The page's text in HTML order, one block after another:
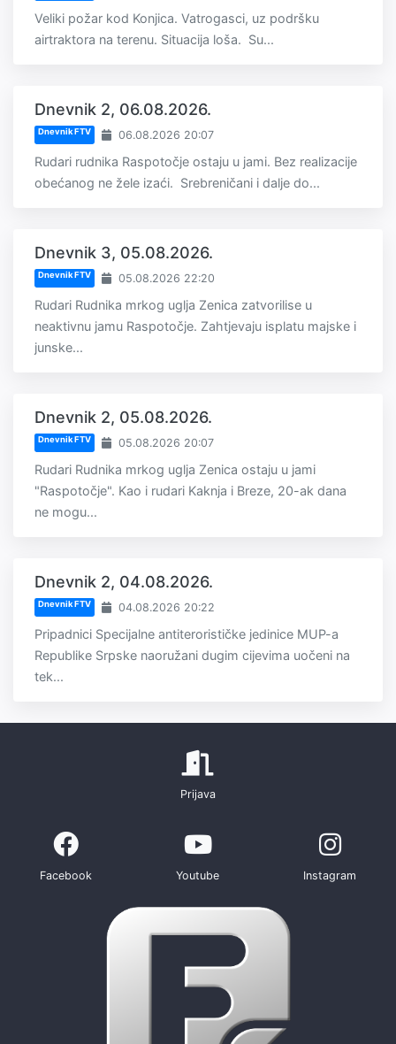
Veliki požar kod Konjica. Vatrogasci, uz podršku
airtraktora na terenu. Situacija loša. Su...
Dnevnik 2, 06.08.2026.
Dnevnik FTV 06.08.2026 20:07
Rudari rudnika Raspotočje ostaju u jami. Bez realizacije
obećanog ne žele izaći. Srebreničani i dalje do...
Dnevnik 3, 05.08.2026.
Dnevnik FTV 05.08.2026 22:20
Rudari Rudnika mrkog uglja Zenica zatvorilise u
neaktivnu jamu Raspotočje. Zahtjevaju isplatu majske i
junske...
Dnevnik 2, 05.08.2026.
Dnevnik FTV 05.08.2026 20:07
Rudari Rudnika mrkog uglja Zenica ostaju u jami
"Raspotočje". Kao i rudari Kaknja i Breze, 20-ak dana
ne mogu...
Dnevnik 2, 04.08.2026.
Dnevnik FTV 04.08.2026 20:22
Pripadnici Specijalne antiterorističke jedinice MUP-a
Republike Srpske naoružani dugim cijevima uočeni na
tek...
Prijava
Facebook Youtube Instagram